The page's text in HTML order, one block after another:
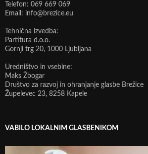
Telefon: 069 669 069
Email: info@brezice.eu
Tehnična izvedba:
Partitura d.o.o.
Gornji trg 20, 1000 Ljubljana
Uredništvo in vsebine:
Maks Žbogar
Društvo za razvoj in ohranjanje glasbe Brežice
Župelevec 23, 8258 Kapele
VABILO LOKALNIM GLASBENIKOM